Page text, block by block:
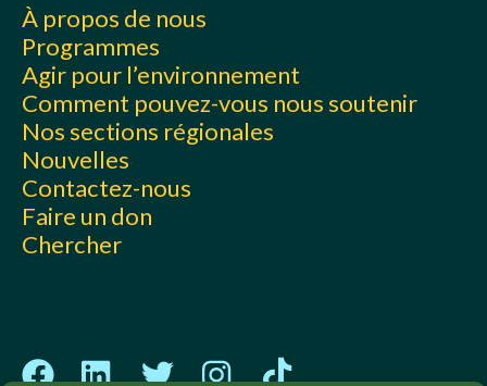
À propos de nous
Programmes
Agir pour l’environnement
Comment pouvez-vous nous soutenir
Nos sections régionales
Nouvelles
Contactez-nous
Faire un don
Chercher